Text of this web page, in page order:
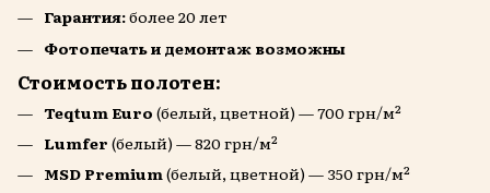
Гарантия:более 20 лет
Фотопечать и демонтаж возможны
Стоимость полотен:
Teqtum Euro (белый, цветной) — 700 грн/м²
Lumfer (белый) — 820 грн/м²
MSD Premium(белый, цветной) — 350 грн/м²